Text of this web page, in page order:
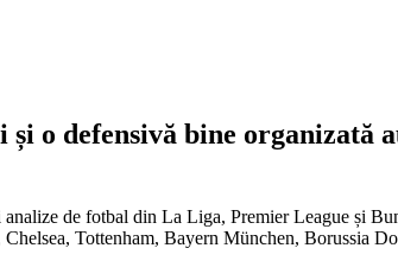
o defensivă bine organizată
de fotbal din La Liga, Premier League și
Tottenham, Bayern München, Borussia